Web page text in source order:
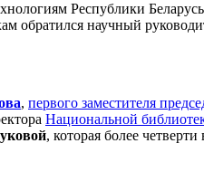
Республики Беларусь
обратился научный
, первого заместителя
Национальной
, которая более